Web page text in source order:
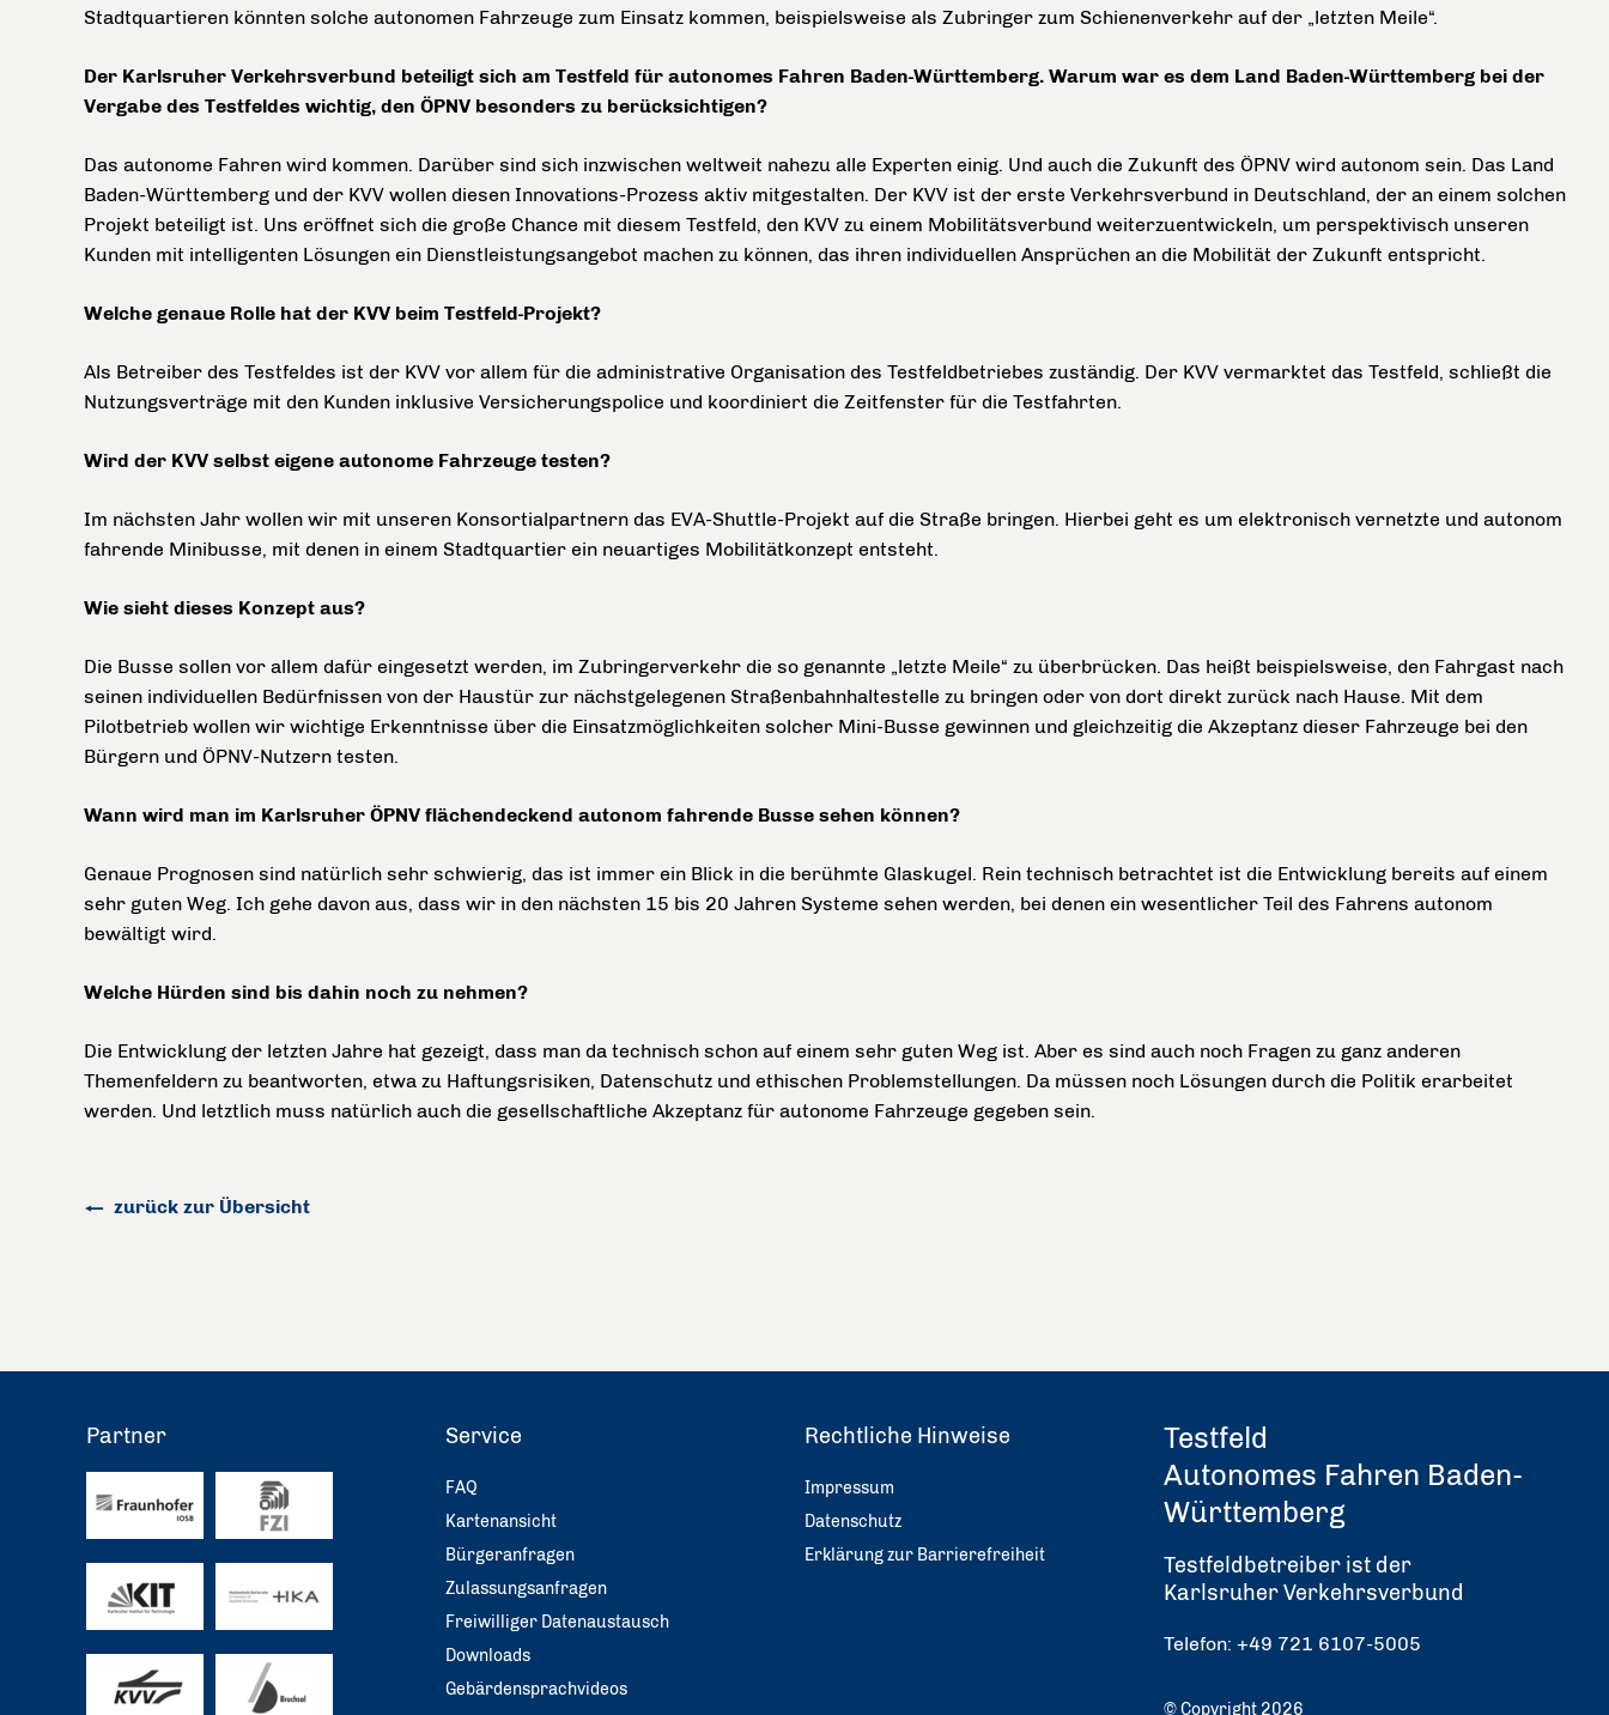
Stadtquartieren könnten solche autonomen Fahrzeuge zum Einsatz kommen, beispielsweise als Zubringer zum Schienenverkehr auf der „letzten Meile“.
Der Karlsruher Verkehrsverbund beteiligt sich am Testfeld für autonomes Fahren Baden-Württemberg. Warum war es dem Land Baden-Württemberg bei der
Vergabe des Testfeldes wichtig, den ÖPNV besonders zu berücksichtigen?
Das autonome Fahren wird kommen. Darüber sind sich inzwischen weltweit nahezu alle Experten einig. Und auch die Zukunft des ÖPNV wird autonom sein. Das Land
Baden-Württemberg und der KVV wollen diesen Innovations-Prozess aktiv mitgestalten. Der KVV ist der erste Verkehrsverbund in Deutschland, der an einem solchen
Projekt beteiligt ist. Uns eröffnet sich die große Chance mit diesem Testfeld, den KVV zu einem Mobilitätsverbund weiterzuentwickeln, um perspektivisch unseren
Kunden mit intelligenten Lösungen ein Dienstleistungsangebot machen zu können, das ihren individuellen Ansprüchen an die Mobilität der Zukunft entspricht.
Welche genaue Rolle hat der KVV beim Testfeld-Projekt?
Als Betreiber des Testfeldes ist der KVV vor allem für die administrative Organisation des Testfeldbetriebes zuständig. Der KVV vermarktet das Testfeld, schließt die
Nutzungsverträge mit den Kunden inklusive Versicherungspolice und koordiniert die Zeitfenster für die Testfahrten.
Wird der KVV selbst eigene autonome Fahrzeuge testen?
Im nächsten Jahr wollen wir mit unseren Konsortialpartnern das EVA-Shuttle-Projekt auf die Straße bringen. Hierbei geht es um elektronisch vernetzte und autonom
fahrende Minibusse, mit denen in einem Stadtquartier ein neuartiges Mobilitätkonzept entsteht.
Wie sieht dieses Konzept aus?
Die Busse sollen vor allem dafür eingesetzt werden, im Zubringerverkehr die so genannte „letzte Meile“ zu überbrücken. Das heißt beispielsweise, den Fahrgast nach
seinen individuellen Bedürfnissen von der Haustür zur nächstgelegenen Straßenbahnhaltestelle zu bringen oder von dort direkt zurück nach Hause. Mit dem
Pilotbetrieb wollen wir wichtige Erkenntnisse über die Einsatzmöglichkeiten solcher Mini-Busse gewinnen und gleichzeitig die Akzeptanz dieser Fahrzeuge bei den
Bürgern und ÖPNV-Nutzern testen.
Wann wird man im Karlsruher ÖPNV flächendeckend autonom fahrende Busse sehen können?
Genaue Prognosen sind natürlich sehr schwierig, das ist immer ein Blick in die berühmte Glaskugel. Rein technisch betrachtet ist die Entwicklung bereits auf einem
sehr guten Weg. Ich gehe davon aus, dass wir in den nächsten 15 bis 20 Jahren Systeme sehen werden, bei denen ein wesentlicher Teil des Fahrens autonom
bewältigt wird.
Welche Hürden sind bis dahin noch zu nehmen?
Die Entwicklung der letzten Jahre hat gezeigt, dass man da technisch schon auf einem sehr guten Weg ist. Aber es sind auch noch Fragen zu ganz anderen
Themenfeldern zu beantworten, etwa zu Haftungsrisiken, Datenschutz und ethischen Problemstellungen. Da müssen noch Lösungen durch die Politik erarbeitet
werden. Und letztlich muss natürlich auch die gesellschaftliche Akzeptanz für autonome Fahrzeuge gegeben sein.
zurück zur Übersicht
Partner Service
FAQ
Kartenansicht
Bürgeranfragen
Zulassungsanfragen
Freiwilliger Datenaustausch
Downloads
Gebärdensprachvideos
Rechtliche Hinweise
Impressum
Datenschutz
Erklärung zur Barrierefreiheit
Testfeld
Autonomes Fahren Baden-
Württemberg
Testfeldbetreiber ist der
Karlsruher Verkehrsverbund
Telefon: +49 721 6107-5005
© Copyright 2026